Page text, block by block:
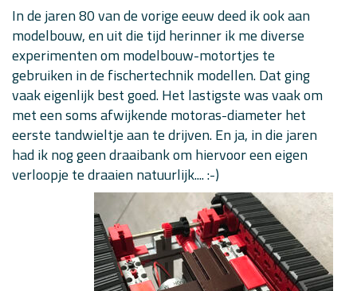
In de jaren 80 van de vorige eeuw deed ik ook aan
modelbouw, en uit die tijd herinner ik me diverse
experimenten om modelbouw-motortjes te
gebruiken in de fischertechnik modellen. Dat ging
vaak eigenlijk best goed. Het lastigste was vaak om
met een soms afwijkende motoras-diameter het
eerste tandwieltje aan te drijven. En ja, in die jaren
had ik nog geen draaibank om hiervoor een eigen
verloopje te draaien natuurlijk.... :-)